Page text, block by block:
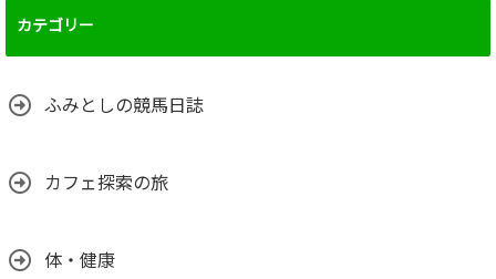
カテゴリー
ふみとしの競馬日誌
カフェ探索の旅
体・健康